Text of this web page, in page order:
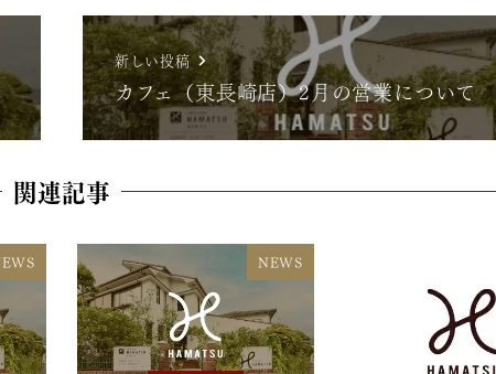
新しい投稿
カフェ（東長崎店）2月の営業について
関連記事
NEWS